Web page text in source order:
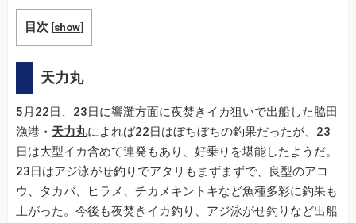
目次 [show]
天力丸
5月22日、23日に響灘方面に夜焚きイカ狙いで出船した脇田
漁港・ 天力丸によれば22日はぼちぼちの釣果だったが、23
日は大型イカ含めて連発もあり、好乗りを堪能したようだ。
23日はアジ泳がせ釣りでアタリもまずまずで、良型のアコ
ウ、タカバ、ヒラメ、チカメキントキなど魚種多彩に釣果も
上がった。今後も夜焚きイカ釣り、アジ泳がせ釣りなど出船